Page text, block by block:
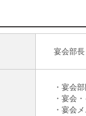
宴会部長
・宴会
・宴会
・宴会